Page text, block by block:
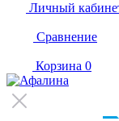
Личный
Сравнение
Корзина 0